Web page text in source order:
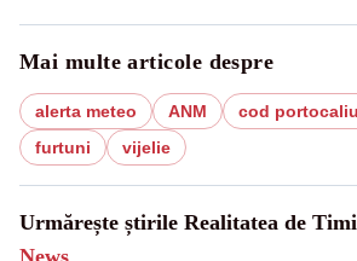
Mai multe articole despre
alerta meteo ANM cod portocaliu
furtuni
vijelie
Urmărește știrile Realitatea de